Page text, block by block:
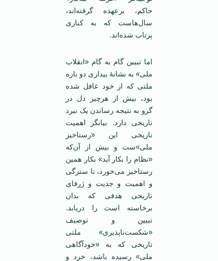
حاکم، برعهده گرفته‌اند،
سال‌هاست که به کناری
پرتاب شده‌اند.
اما تبیین گام به گام «انقلاب
ملی» به نشانۀ بیداری دو باره
ملتی‌ که از خود غافل شده
بود، بیش از هرچیز دل در
گرو به نتیجه رساندن یک نبرد
تاریخی‌ دارد. بیانگر اهمیت
تاریخی این «رستاخیز
ملی»ست و بیش از آن‌که
«نظام را بکار آید» بکار همین
رستاخیز می‌خورد، تا سترگی
و اهمیت و جدیت و ژرفای
تاریخی هدفی که بدان
برخاسته است را دریابد.
تبیین و توصیف
«شکست‌ناپذیری» ملتی
تاریخی که به «خودآگاهی
ملی» رسیده باشد، خرد و